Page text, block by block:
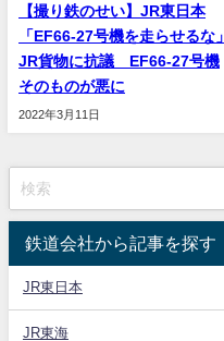
【撮り鉄のせい】JR東日本
「EF66-27号機を走らせるな」
JR貨物に抗議 EF66-27号機
そのものが悪に
2022年3月11日
鉄道会社から記事を探す
JR東日本
JR東海